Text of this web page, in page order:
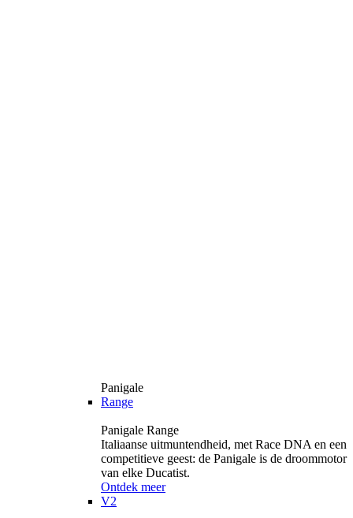
Panigale
Range
Panigale Range
Italiaanse uitmuntendheid, met Race DNA en een
competitieve geest: de Panigale is de droommotor
van elke Ducatist.
Ontdek meer
V2